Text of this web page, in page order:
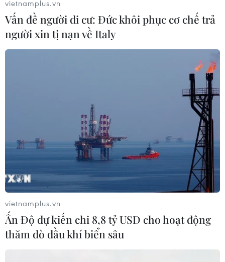
vietnamplus.vn
Vấn đề người di cư: Đức khôi phục cơ chế trả
người xin tị nạn về Italy
vietnamplus.vn
Ấn Độ dự kiến chi 8,8 tỷ USD cho hoạt động
thăm dò dầu khí biển sâu